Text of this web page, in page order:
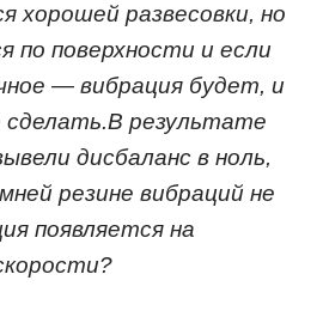
хорошей развесовки, но
по поверхности и если
— вибрация будет, и
сделать.В результате
дисбаланс в ноль,
резине вибраций не
появляется на